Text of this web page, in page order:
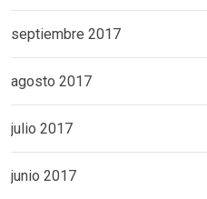
septiembre 2017
agosto 2017
julio 2017
junio 2017